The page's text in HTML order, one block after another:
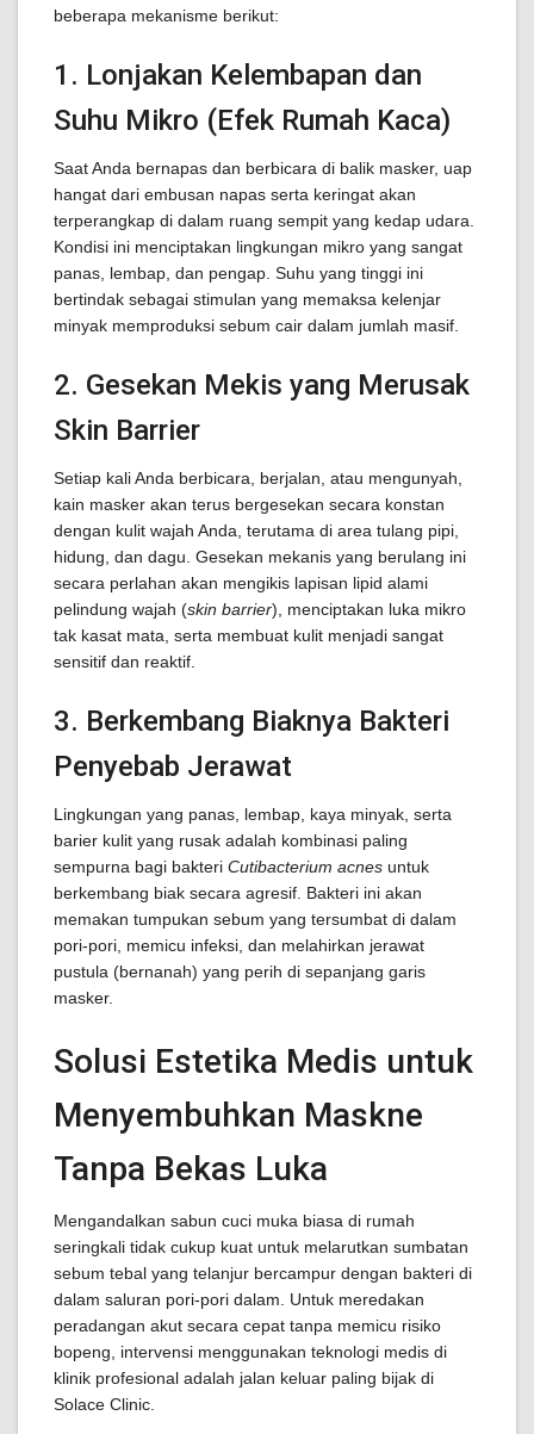
beberapa mekanisme berikut:
1. Lonjakan Kelembapan dan
Suhu Mikro (Efek Rumah Kaca)
Saat Anda bernapas dan berbicara di balik masker, uap
hangat dari embusan napas serta keringat akan
terperangkap di dalam ruang sempit yang kedap udara.
Kondisi ini menciptakan lingkungan mikro yang sangat
panas, lembap, dan pengap. Suhu yang tinggi ini
bertindak sebagai stimulan yang memaksa kelenjar
minyak memproduksi sebum cair dalam jumlah masif.
2. Gesekan Mekis yang Merusak
Skin Barrier
Setiap kali Anda berbicara, berjalan, atau mengunyah,
kain masker akan terus bergesekan secara konstan
dengan kulit wajah Anda, terutama di area tulang pipi,
hidung, dan dagu. Gesekan mekanis yang berulang ini
secara perlahan akan mengikis lapisan lipid alami
pelindung wajah (skin barrier), menciptakan luka mikro
tak kasat mata, serta membuat kulit menjadi sangat
sensitif dan reaktif.
3. Berkembang Biaknya Bakteri
Penyebab Jerawat
Lingkungan yang panas, lembap, kaya minyak, serta
barier kulit yang rusak adalah kombinasi paling
sempurna bagi bakteri Cutibacterium acnes untuk
berkembang biak secara agresif. Bakteri ini akan
memakan tumpukan sebum yang tersumbat di dalam
pori-pori, memicu infeksi, dan melahirkan jerawat
pustula (bernanah) yang perih di sepanjang garis
masker.
Solusi Estetika Medis untuk
Menyembuhkan Maskne
Tanpa Bekas Luka
Mengandalkan sabun cuci muka biasa di rumah
seringkali tidak cukup kuat untuk melarutkan sumbatan
sebum tebal yang telanjur bercampur dengan bakteri di
dalam saluran pori-pori dalam. Untuk meredakan
peradangan akut secara cepat tanpa memicu risiko
bopeng, intervensi menggunakan teknologi medis di
klinik profesional adalah jalan keluar paling bijak di
Solace Clinic.